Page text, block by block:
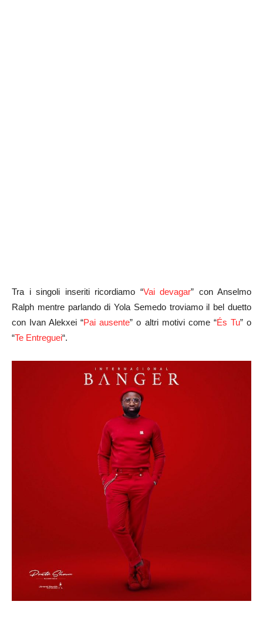
Tra i singoli inseriti ricordiamo “Vai devagar” con Anselmo
Ralph mentre parlando di Yola Semedo troviamo il bel duetto
con Ivan Alekxei “Pai ausente” o altri motivi come “És Tu” o
“Te Entreguei“.